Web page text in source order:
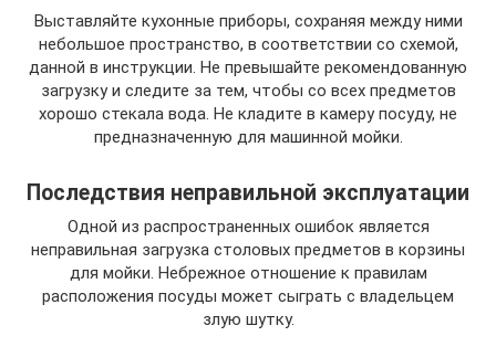
Выставляйте кухонные приборы, сохраняя между ними
небольшое пространство, в соответствии со схемой,
данной в инструкции. Не превышайте рекомендованную
загрузку и следите за тем, чтобы со всех предметов
хорошо стекала вода. Не кладите в камеру посуду, не
предназначенную для машинной мойки.
Последствия неправильной эксплуатации
Одной из распространенных ошибок является
неправильная загрузка столовых предметов в корзины
для мойки. Небрежное отношение к правилам
расположения посуды может сыграть с владельцем
злую шутку.